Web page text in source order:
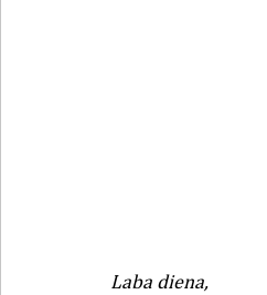
Laba diena,